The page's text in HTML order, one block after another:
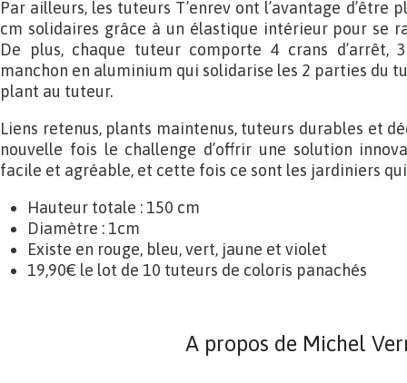
Par ailleurs, les tuteurs T’enrev ont l’avantage d’être
cm solidaires grâce à un élastique intérieur pour se
De plus, chaque tuteur comporte 4 crans d’arrêt,
manchon en aluminium qui solidarise les 2 parties du
plant au tuteur.
Liens retenus, plants maintenus, tuteurs durables et
nouvelle fois le challenge d’offrir une solution
facile et agréable, et cette fois ce sont les jardiniers
Hauteur totale : 150 cm
Diamètre : 1cm
Existe en rouge, bleu, vert, jaune et violet
19,90€ le lot de 10 tuteurs de coloris panachés
A propos de Michel